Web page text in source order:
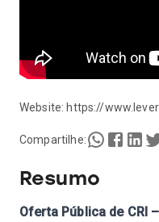
Website: https://
Compartilhe:
Resumo
Oferta Pública de CRI